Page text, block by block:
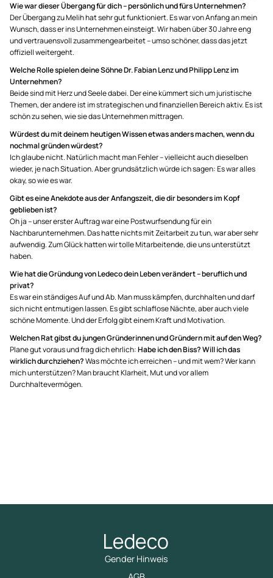
Wie war dieser Übergang für dich – persönlich und fürs Unternehmen?
Der Übergang zu Melih hat sehr gut funktioniert. Es war von Anfang an mein
Wunsch, dass er ins Unternehmen einsteigt. Wir haben über 30 Jahre eng
und vertrauensvoll zusammengearbeitet – umso schöner, dass das jetzt
offiziell weitergeht.
Welche Rolle spielen deine Söhne Dr. Fabian Lenz und Philipp Lenz im
Unternehmen?
Beide sind mit Herz und Seele dabei. Der eine kümmert sich um juristische
Themen, der andere ist im strategischen und finanziellen Bereich aktiv. Es ist
schön zu sehen, wie sie das Unternehmen mittragen.
Würdest du mit deinem heutigen Wissen etwas anders machen, wenn du
nochmal gründen würdest?
Ich glaube nicht. Natürlich macht man Fehler – vielleicht auch dieselben
wieder, je nach Situation. Aber grundsätzlich würde ich sagen: Es war alles
okay, so wie es war.
Gibt es eine Anekdote aus der Anfangszeit, die dir besonders im Kopf
geblieben ist?
Oh ja – unser erster Auftrag war eine Postwurfsendung für ein
Nachbarunternehmen. Das hatte nichts mit Zeitarbeit zu tun, war aber sehr
aufwendig. Zum Glück hatten wir tolle Mitarbeitende, die uns unterstützt
haben.
Wie hat die Gründung von Ledeco dein Leben verändert – beruflich und
privat?
Es war ein ständiges Auf und Ab. Man muss kämpfen, durchhalten und darf
sich nicht entmutigen lassen. Es gibt schlaflose Nächte, aber auch viele
schöne Momente. Und der Erfolg gibt einem Kraft und Motivation.
Welchen Rat gibst du jungen Gründerinnen und Gründern mit auf den Weg?
Plane gut voraus und frag dich ehrlich:Habe ich den Biss? Will ich das
wirklich durchziehen?Was möchte ich erreichen – und mit wem? Wer kann
mich unterstützen? Man braucht Klarheit, Mut und vor allem
Durchhaltevermögen.
Gender Hinweis